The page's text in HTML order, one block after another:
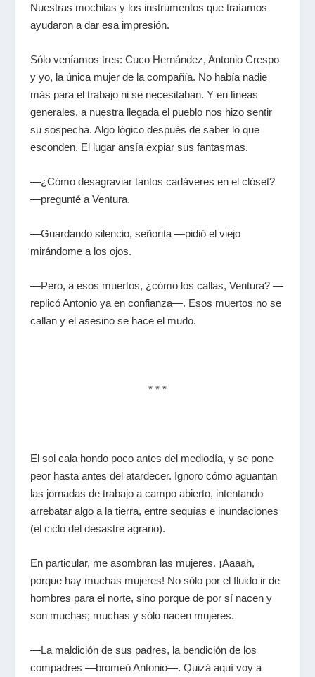
Nuestras mochilas y los instrumentos que traíamos
ayudaron a dar esa impresión.
Sólo veníamos tres: Cuco Hernández, Antonio Crespo
y yo, la única mujer de la compañía. No había nadie
más para el trabajo ni se necesitaban. Y en líneas
generales, a nuestra llegada el pueblo nos hizo sentir
su sospecha. Algo lógico después de saber lo que
esconden. El lugar ansía expiar sus fantasmas.
—¿Cómo desagraviar tantos cadáveres en el clóset?
—pregunté a Ventura.
—Guardando silencio, señorita —pidió el viejo
mirándome a los ojos.
—Pero, a esos muertos, ¿cómo los callas, Ventura? —
replicó Antonio ya en confianza—. Esos muertos no se
callan y el asesino se hace el mudo.
* * *
El sol cala hondo poco antes del mediodía, y se pone
peor hasta antes del atardecer. Ignoro cómo aguantan
las jornadas de trabajo a campo abierto, intentando
arrebatar algo a la tierra, entre sequías e inundaciones
(el ciclo del desastre agrario).
En particular, me asombran las mujeres. ¡Aaaah,
porque hay muchas mujeres! No sólo por el fluido ir de
hombres para el norte, sino porque de por sí nacen y
son muchas; muchas y sólo nacen mujeres.
—La maldición de sus padres, la bendición de los
compadres —bromeó Antonio—. Quizá aquí voy a